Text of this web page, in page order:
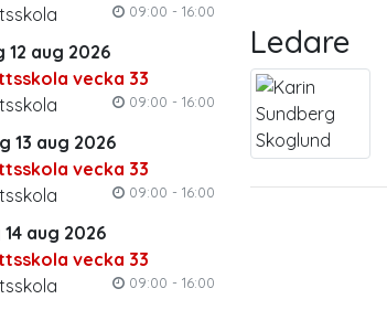
09:00 - 16:00
12 aug 2026
vecka 33
09:00 - 16:00
13 aug 2026
vecka 33
09:00 - 16:00
aug 2026
vecka 33
09:00 - 16:00
Ledare